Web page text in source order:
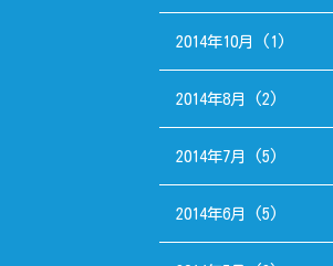
2014年10月 (1)
2014年8月 (2)
2014年7月 (5)
2014年6月 (5)